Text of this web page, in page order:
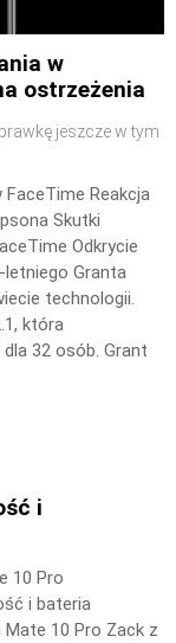
w
ostrzeżenia
jeszcze w tym
FaceTime Reakcja
Skutki
Odkrycie
letniego Granta
technologii.
która
32 osób. Grant
i
10 Pro
i bateria
10 Pro Zack z